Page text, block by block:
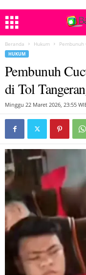
Beranda Hukum
HUKUM
Pembunuh
di Tol
Minggu 22 Maret 2026, 23:55